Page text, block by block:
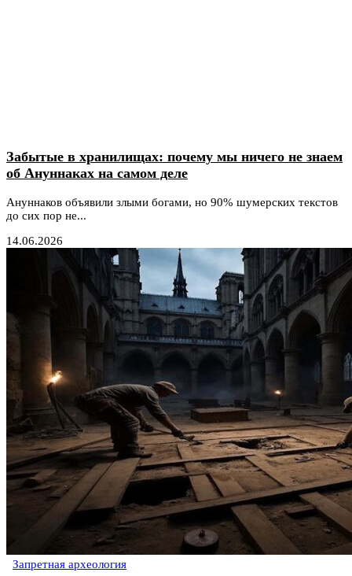
Забытые в хранилищах: почему мы ничего не знаем
об Ануннаках на самом деле
Ануннаков объявили злыми богами, но 90% шумерских текстов
до сих пор не...
14.06.2026
Запретная археология